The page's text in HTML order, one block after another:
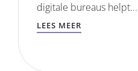
digitale bureaus helpt...
LEES MEER